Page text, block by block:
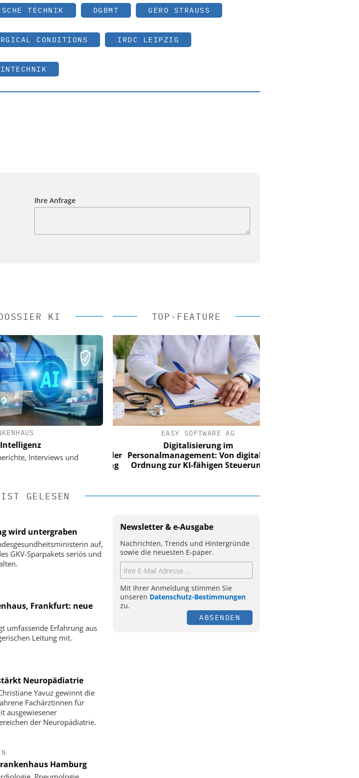
TECHNIK DGBMT GERO STRAUSS
CONDITIONS IRDC LEIPZIG
Ihre Anfrage
KI
Interviews und
TOP-FEATURE
EASY SOFTWARE AG
Digitalisierung im
Von digitaler
zur KI-fähigen Steuerung
EASY SOFTWARE AG
Digitalisierung im
Personalmanagement: Von digitaler
Ordnung zur KI-fähigen Steuerung
GELESEN
wird untergraben
auf,
GKV-Sparpakets seriös und
Frankfurt: neue
umfassende Erfahrung aus
Leitung mit.
Neuropädiatrie
Yavuz gewinnt die
Fachärztinnen für
ausgewiesener
der Neuropädiatrie.
Hamburg
Newsletter & e-Ausgabe
Nachrichten, Trends und Hintergründe
sowie die neuesten E-paper.
Mit Ihrer Anmeldung stimmen Sie
unseren Datenschutz-Bestimmungen
zu.
ABSENDEN